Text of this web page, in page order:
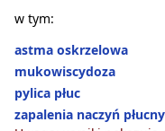
w tym:
astma oskrzelowa
mukowiscydoza
pylica płuc
zapalenia naczyń